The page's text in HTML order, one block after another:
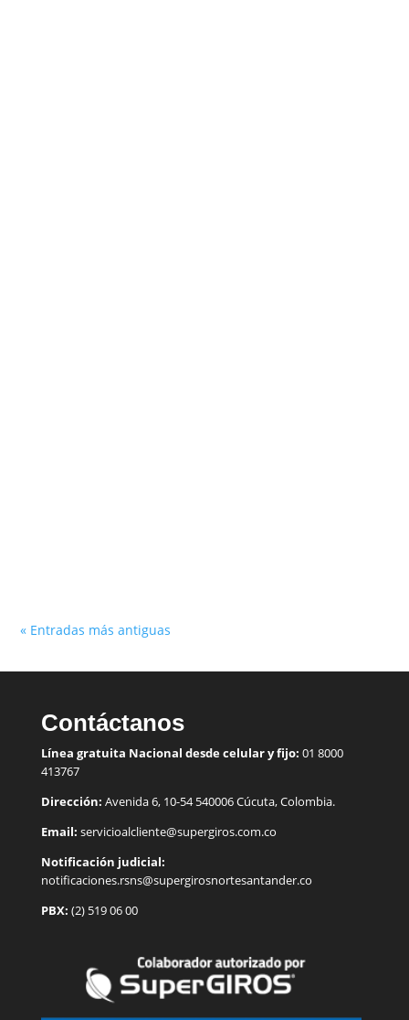
« Entradas más antiguas
Contáctanos
Línea gratuita Nacional desde celular y fijo: 01 8000
413767
Dirección: Avenida 6, 10-54 540006 Cúcuta, Colombia.
Email: servicioalcliente@supergiros.com.co
Notificación judicial:
notificaciones.rsns@supergirosnortesantander.co
PBX: (2) 519 06 00